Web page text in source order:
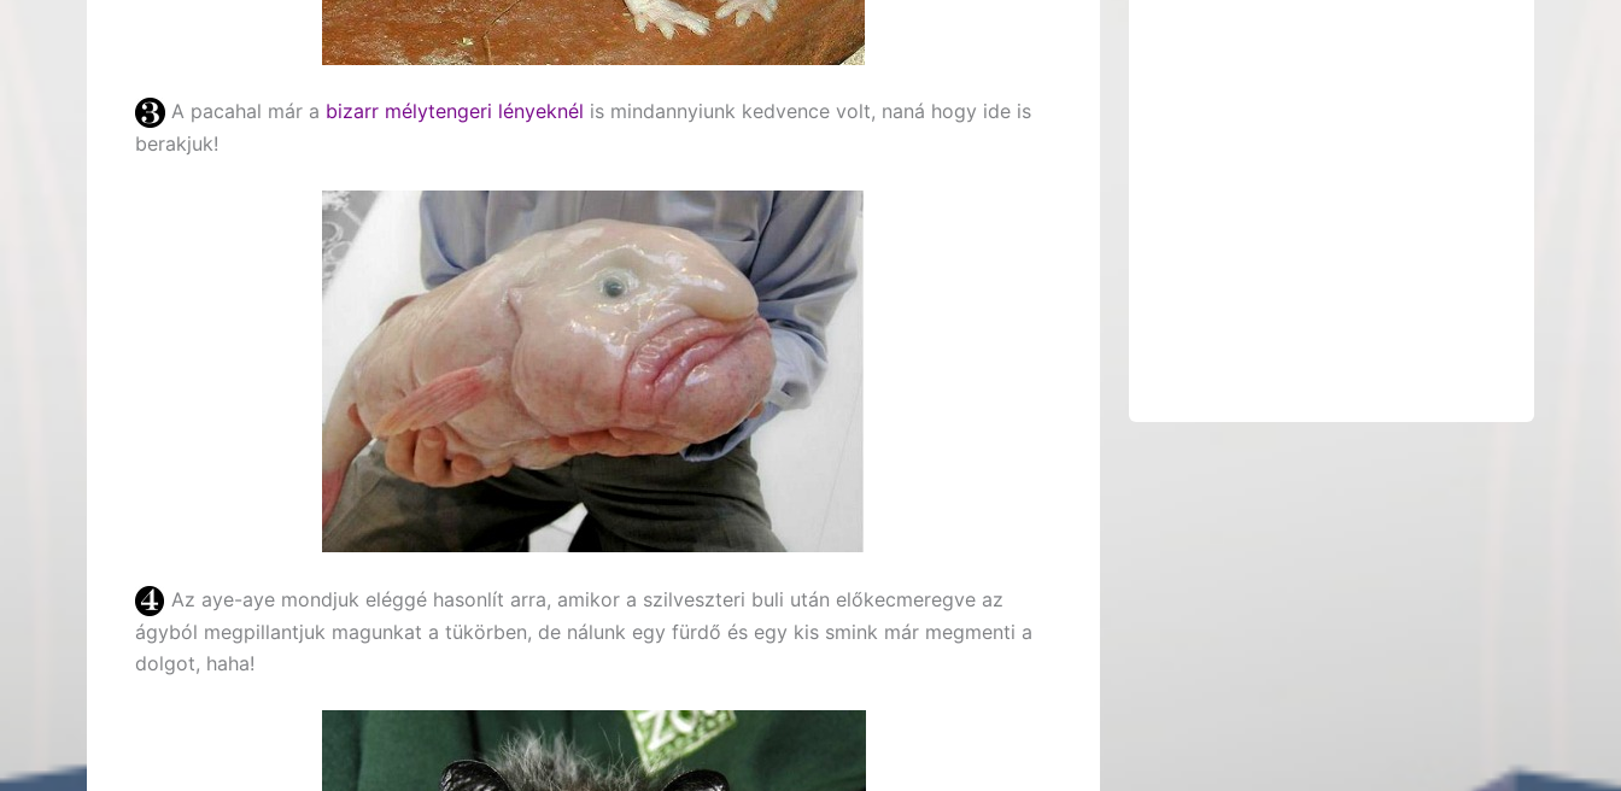
A pacahal már a bizarr mélytengeri lényeknél is mindannyiunk kedvence volt, naná hogy ide is
berakjuk!
Az aye-aye mondjuk eléggé hasonlít arra, amikor a szilveszteri buli után előkecmeregve az
ágyból megpillantjuk magunkat a tükörben, de nálunk egy fürdő és egy kis smink már megmenti a
dolgot, haha!